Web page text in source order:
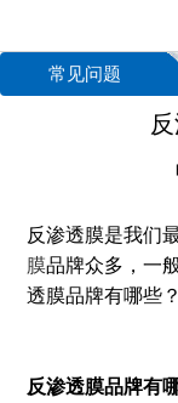
常见问题
反渗透膜是我们
膜品牌众多，一
透膜品牌有哪些
反渗透膜品牌有